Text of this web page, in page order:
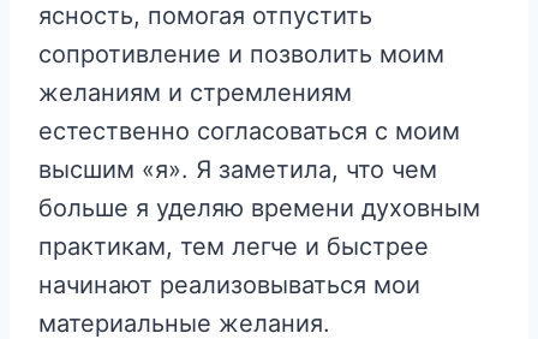
ясность, помогая отпустить
сопротивление и позволить моим
желаниям и стремлениям
естественно согласоваться с моим
высшим «я». Я заметила, что чем
больше я уделяю времени духовным
практикам, тем легче и быстрее
начинают реализовываться мои
материальные желания.